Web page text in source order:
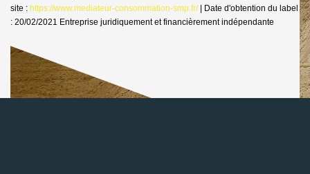
site : https://www.mediateur-consommation-smp.fr/| Date d'obtention du label
: 20/02/2021 Entreprise juridiquement et financièrement indépendante